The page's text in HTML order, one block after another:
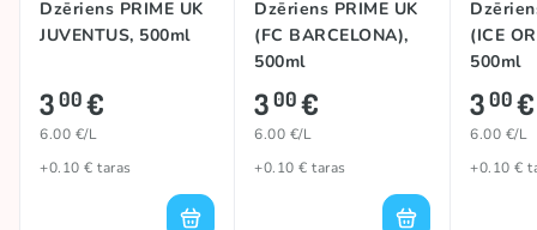
Dzēriens PRIME UK
JUVENTUS, 500ml
300€
6.00 €/L
+0.10 € taras
Dzēriens PRIME UK
(FC BARCELONA),
500ml
300€
6.00 €/L
+0.10 € taras
(ICE
500ml
300€
6.00 €/L
+0.10 €